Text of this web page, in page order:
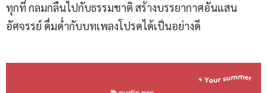
ทุกที่ กลมกลืนไปกับธรรมชาติ สร้างบรรยากาศอันแสน
อัศจรรย์ ดื่มด่ำกับบทเพลงโปรดได้เป็นอย่างดี